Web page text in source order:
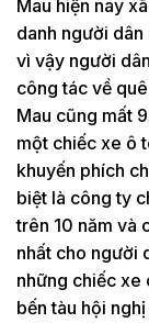
Mau hiện nay
danh người dân
vì vậy người
công tác về
Mau cũng mất
một chiếc xe ô
khuyến phích
biệt là công ty
trên 10 năm và
nhất cho người
những chiếc xe
bến tàu hội